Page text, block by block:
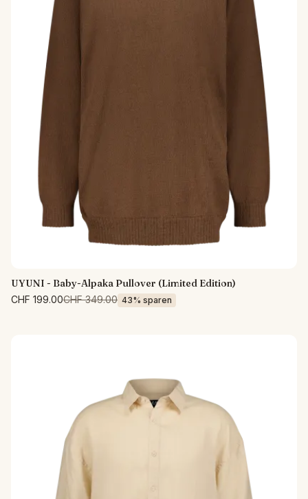
UYUNI - Baby-Alpaka Pullover (Limited Edition)
CHF 199.00CHF 349.00 43% sparen